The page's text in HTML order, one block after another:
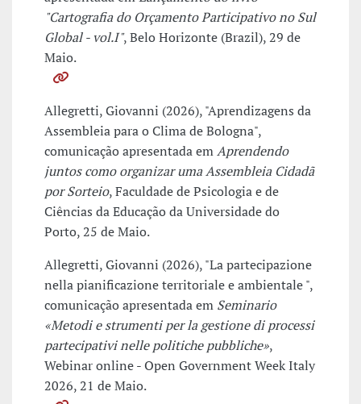
"Cartografia do Orçamento Participativo no Sul
Global - vol.I", Belo Horizonte (Brazil), 29 de
Maio.
Allegretti, Giovanni (2026), "Aprendizagens da
Assembleia para o Clima de Bologna",
comunicação apresentada emAprendendo
juntos como organizar uma Assembleia Cidadã
por Sorteio, Faculdade de Psicologia e de
Ciências da Educação da Universidade do
Porto, 25 de Maio.
Allegretti, Giovanni (2026), "La partecipazione
nella pianificazione territoriale e ambientale ",
comunicação apresentada em Seminario
«Metodi e strumenti per la gestione di processi
partecipativi nelle politiche pubbliche»,
Webinar online - Open Government Week Italy
2026, 21 de Maio.